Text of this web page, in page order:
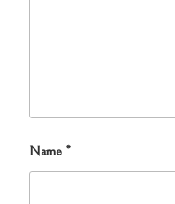
Name *